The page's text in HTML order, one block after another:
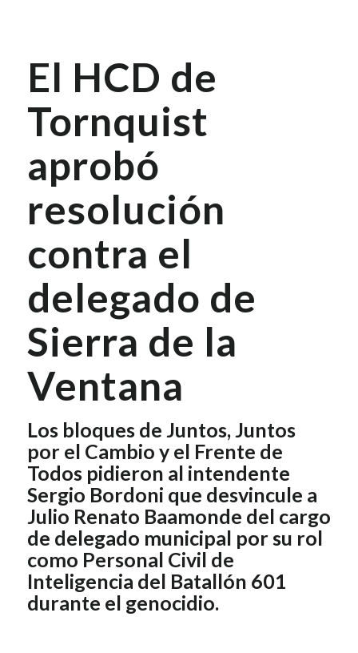
El HCD de
Tornquist
aprobó
resolución
contra el
delegado de
Sierra de la
Ventana
Los bloques de Juntos, Juntos
por el Cambio y el Frente de
Todos pidieron al intendente
Sergio Bordoni que desvincule a
Julio Renato Baamonde del cargo
de delegado municipal por su rol
como Personal Civil de
Inteligencia del Batallón 601
durante el genocidio.